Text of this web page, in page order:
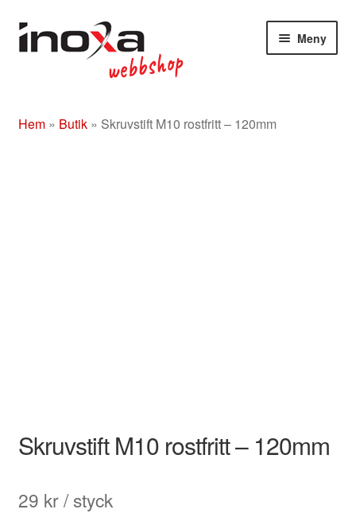
Hoppa
till
Hoppa
till
Meny
Om
Hem» Butik» Skruvstift M10 rostfritt – 120mm
Skruvstift M10 rostfritt – 120mm
29 kr/ styck